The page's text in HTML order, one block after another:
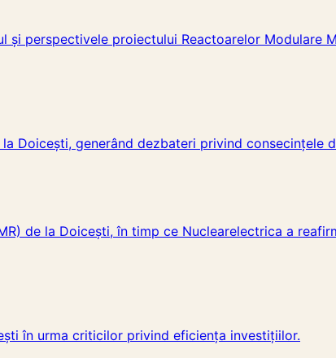
perspectivele proiectului Reactoarelor Modulare
Doicești, generând dezbateri privind consecințele
de la Doicești, în timp ce Nuclearelectrica a
în urma criticilor privind eficiența investițiilor.